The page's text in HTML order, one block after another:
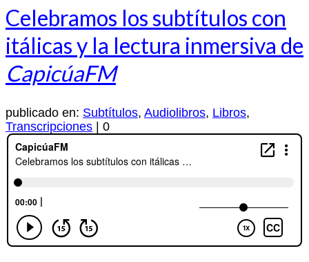
Celebramos los subtítulos con
itálicas y la lectura inmersiva de
CapicúaFM
publicado en: Subtítulos, Audiolibros, Libros,
Transcripciones
0